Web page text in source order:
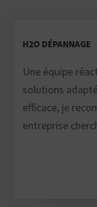
H2O DÉPANNAGE
Une équipe
solutions
efficace, je
entreprise